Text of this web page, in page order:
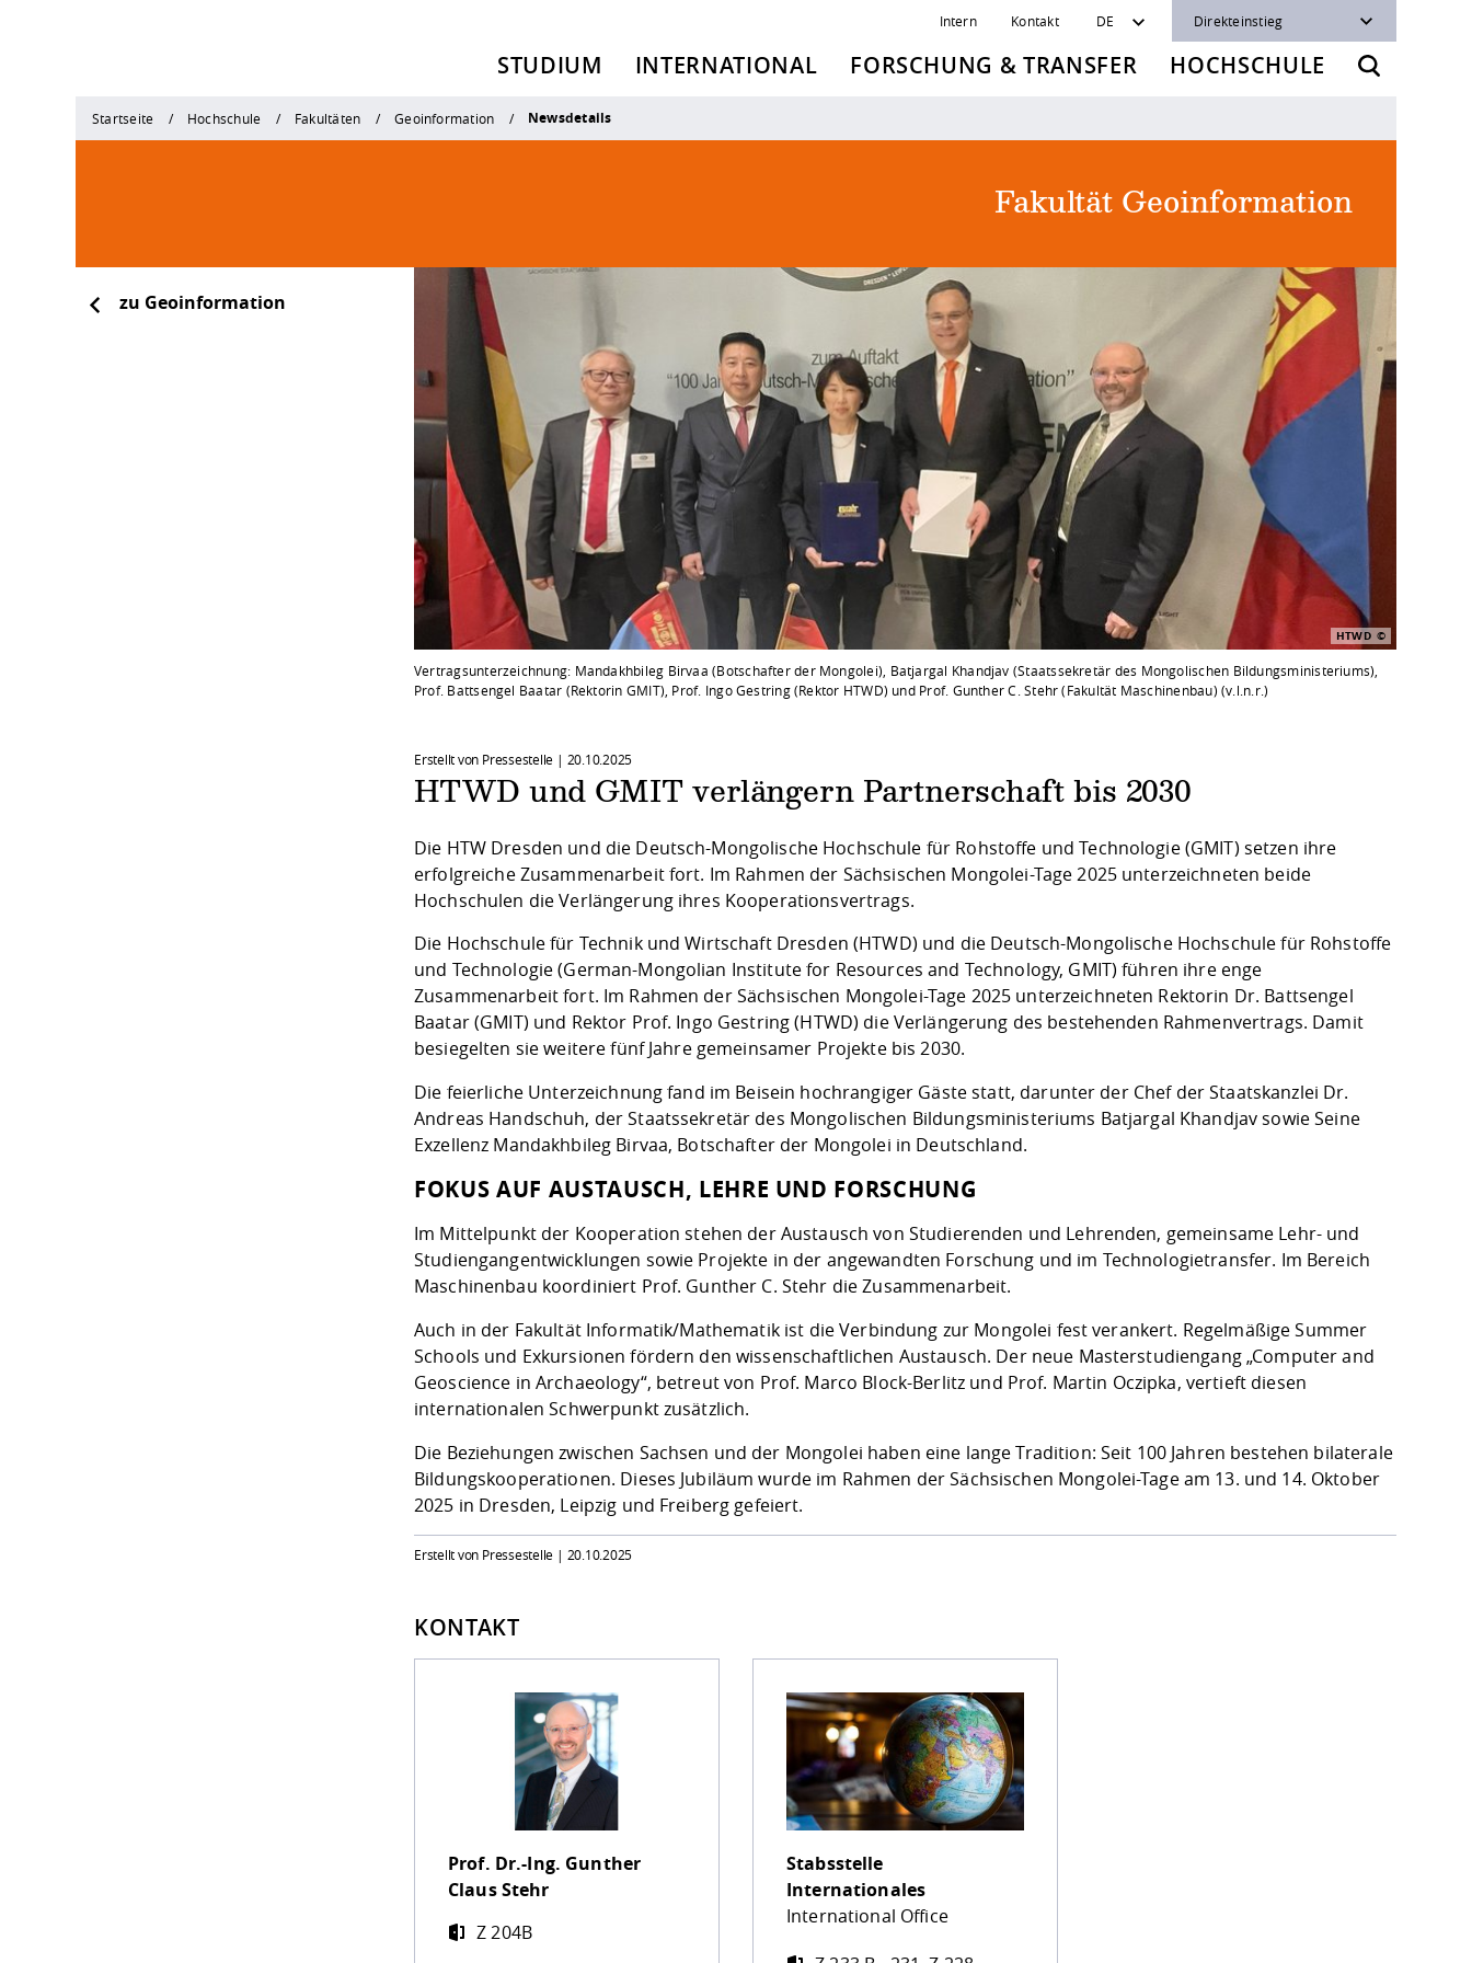
Intern Kontakt DE Direkteinstieg
STUDIUM INTERNATIONAL FORSCHUNG & TRANSFER HOCHSCHULE
Startseite Hochschule Fakultäten Geoinformation Newsdetails
Fakultät Geoinformation
zu Geoinformation
HTWD
Vertragsunterzeichnung: Mandakhbileg Birvaa (Botschafter der Mongolei), Batjargal Khandjav (Staatssekretär des Mongolischen Bildungsministeriums),
Prof. Battsengel Baatar (Rektorin GMIT), Prof. Ingo Gestring (Rektor HTWD) und Prof. Gunther C. Stehr (Fakultät Maschinenbau) (v.l.n.r.)
Erstellt von Pressestelle | 20.10.2025
HTWD und GMIT verlängern Partnerschaft bis 2030
Die HTW Dresden und die Deutsch-Mongolische Hochschule für Rohstoffe und Technologie (GMIT) setzen ihre
erfolgreiche Zusammenarbeit fort. Im Rahmen der Sächsischen Mongolei-Tage 2025 unterzeichneten beide
Hochschulen die Verlängerung ihres Kooperationsvertrags.
Die Hochschule für Technik und Wirtschaft Dresden (HTWD) und die Deutsch-Mongolische Hochschule für Rohstoffe
und Technologie (German-Mongolian Institute for Resources and Technology, GMIT) führen ihre enge
Zusammenarbeit fort. Im Rahmen der Sächsischen Mongolei-Tage 2025 unterzeichneten Rektorin Dr. Battsengel
Baatar (GMIT) und Rektor Prof. Ingo Gestring (HTWD) die Verlängerung des bestehenden Rahmenvertrags. Damit
besiegelten sie weitere fünf Jahre gemeinsamer Projekte bis 2030.
Die feierliche Unterzeichnung fand im Beisein hochrangiger Gäste statt, darunter der Chef der Staatskanzlei Dr.
Andreas Handschuh, der Staatssekretär des Mongolischen Bildungsministeriums Batjargal Khandjav sowie Seine
Exzellenz Mandakhbileg Birvaa, Botschafter der Mongolei in Deutschland.
FOKUS AUF AUSTAUSCH, LEHRE UND FORSCHUNG
Im Mittelpunkt der Kooperation stehen der Austausch von Studierenden und Lehrenden, gemeinsame Lehr- und
Studiengangentwicklungen sowie Projekte in der angewandten Forschung und im Technologietransfer. Im Bereich
Maschinenbau koordiniert Prof. Gunther C. Stehr die Zusammenarbeit.
Auch in der Fakultät Informatik/Mathematik ist die Verbindung zur Mongolei fest verankert. Regelmäßige Summer
Schools und Exkursionen fördern den wissenschaftlichen Austausch. Der neue Masterstudiengang „Computer and
Geoscience in Archaeology“, betreut von Prof. Marco Block-Berlitz und Prof. Martin Oczipka, vertieft diesen
internationalen Schwerpunkt zusätzlich.
Die Beziehungen zwischen Sachsen und der Mongolei haben eine lange Tradition: Seit 100 Jahren bestehen bilaterale
Bildungskooperationen. Dieses Jubiläum wurde im Rahmen der Sächsischen Mongolei-Tage am 13. und 14. Oktober
2025 in Dresden, Leipzig und Freiberg gefeiert.
Erstellt von Pressestelle | 20.10.2025
KONTAKT
Prof. Dr.-Ing. Gunther
Claus Stehr
Z 204B
Stabsstelle
Internationales
International Office